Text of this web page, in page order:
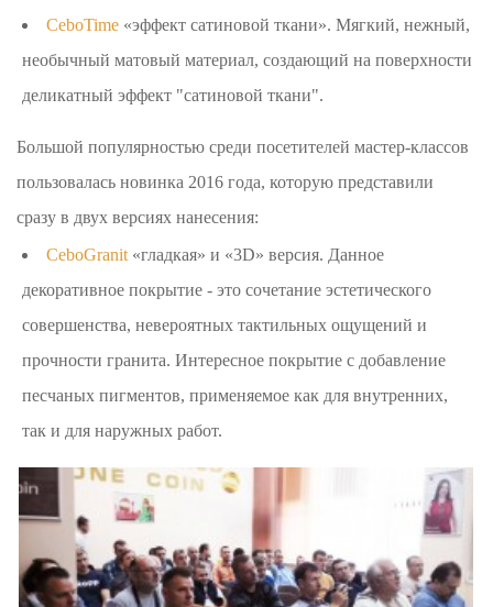
CeboTime «эффект сатиновой ткани». Мягкий, нежный,
необычный матовый материал, создающий на поверхности
деликатный эффект "сатиновой ткани".
Большой популярностью среди посетителей мастер-классов
пользовалась новинка 2016 года, которую представили
сразу в двух версиях нанесения:
CeboGranit «гладкая» и «3D» версия. Данное
декоративное покрытие - это сочетание эстетического
совершенства, невероятных тактильных ощущений и
прочности гранита. Интересное покрытие с добавление
песчаных пигментов, применяемое как для внутренних,
так и для наружных работ.